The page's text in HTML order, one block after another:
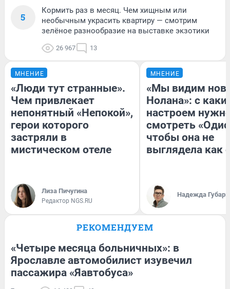
5
Кормить раз в месяц. Чем хищным или
необычным украсить квартиру — смотрим
зелёное разнообразие на выставке экзотики
26 967 13
МНЕНИЕ
«Люди тут странные».
Чем привлекает
непонятный «Непокой»,
герои которого
застряли в
мистическом отеле
Лиза Пичугина
Редактор NGS.RU
МНЕНИЕ
«Мы видим
Нолана»: с
настроем
смотреть
чтобы она не
выглядела как
Надежда Губарь
РЕКОМЕНДУЕМ
«Четыре месяца больничных»: в
Ярославле автомобилист изувечил
пассажира «Яавтобуса»